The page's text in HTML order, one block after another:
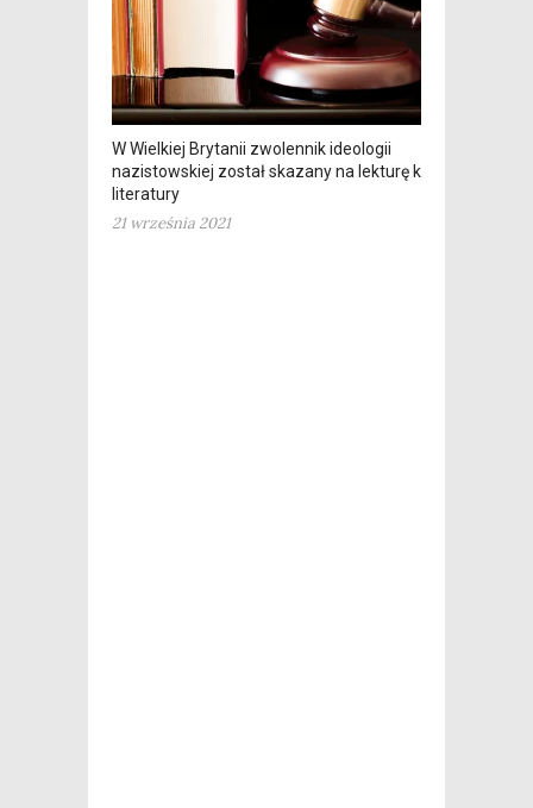
W Wielkiej Brytanii zwolennik ideologii
nazistowskiej został skazany na lekturę klasyki
literatury
21 września 2021